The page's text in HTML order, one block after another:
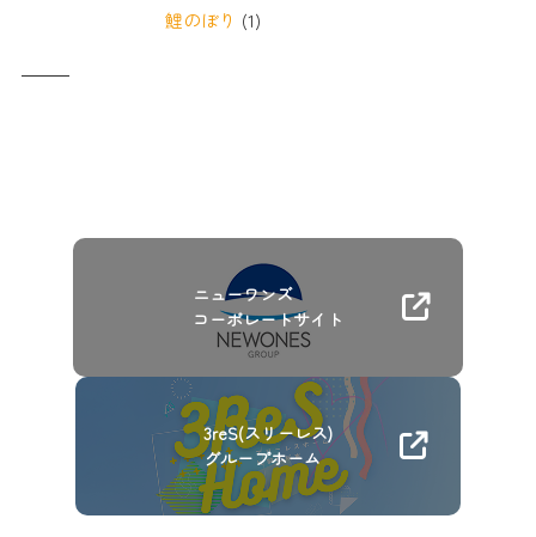
鯉のぼり (1)
ニューワンズ
コーポレートサイト
3reS(スリーレス)
グループホーム